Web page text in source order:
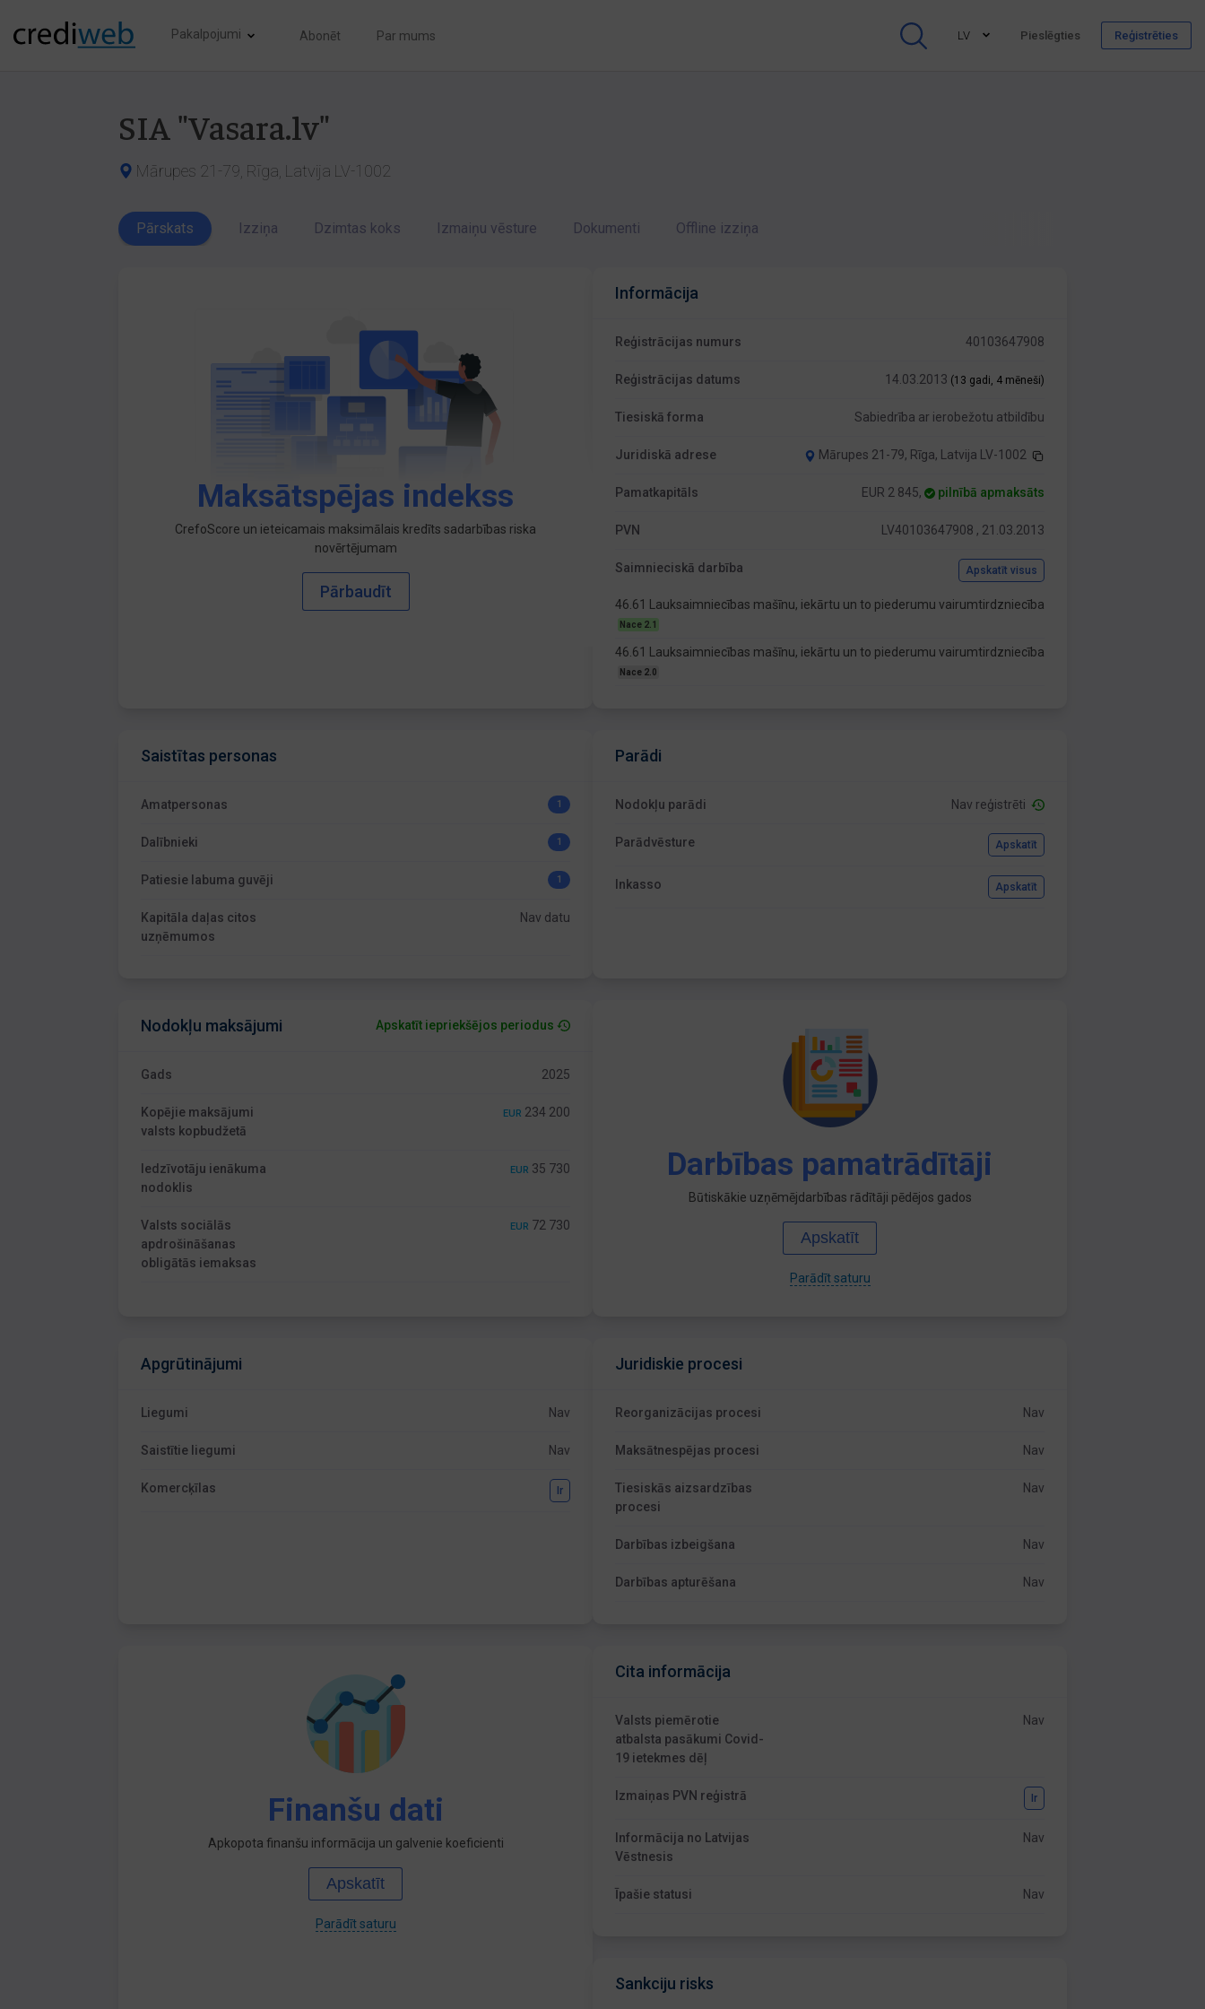
Pakalpojumi Abonēt Par mums LV Pieslēgties Reģistrēties
SIA "Vasara.lv"
Mārupes 21-79, Rīga, Latvija LV-1002
Pārskats Izziņa Dzimtas koks Izmaiņu vēsture Dokumenti Offline izziņa
Maksātspējas indekss
CrefoScore un ieteicamais maksimālais kredīts sadarbības riska
novērtējumam
Pārbaudīt
Informācija
Reģistrācijas numurs 40103647908
Reģistrācijas datums 14.03.2013 (13 gadi, 4 mēneši)
Tiesiskā forma Sabiedrība ar ierobežotu atbildību
Juridiskā adrese Mārupes 21-79, Rīga, Latvija LV-1002
Pamatkapitāls EUR 2 845, pilnībā apmaksāts
PVN LV40103647908 , 21.03.2013
Saimnieciskā darbība Apskatīt visus
46.61 Lauksaimniecības mašīnu, iekārtu un to piederumu vairumtirdzniecība
Nace 2.1
46.61 Lauksaimniecības mašīnu, iekārtu un to piederumu vairumtirdzniecība
Nace 2.0
Saistītas personas
Amatpersonas 1
Dalībnieki 1
Patiesie labuma guvēji 1
Kapitāla daļas citos
uzņēmumos
Nav datu
Parādi
Nodokļu parādi Nav reģistrēti
Parādvēsture Apskatīt
Inkasso Apskatīt
Nodokļu maksājumi Apskatīt iepriekšējos periodus
Gads 2025
Kopējie maksājumi
valsts kopbudžetā
EUR 234 200
Iedzīvotāju ienākuma
nodoklis
EUR 35 730
Valsts sociālās
apdrošināšanas
obligātās iemaksas
EUR 72 730
Darbības pamatrādītāji
Būtiskākie uzņēmējdarbības rādītāji pēdējos gados
Apskatīt
Parādīt saturu
Apgrūtinājumi
Liegumi Nav
Saistītie liegumi Nav
Komercķīlas Ir
Juridiskie procesi
Reorganizācijas procesi Nav
Maksātnespējas procesi Nav
Tiesiskās aizsardzības
procesi
Nav
Darbības izbeigšana Nav
Darbības apturēšana Nav
Finanšu dati
Apkopota finanšu informācija un galvenie koeficienti
Apskatīt
Parādīt saturu
Cita informācija
Valsts piemērotie
atbalsta pasākumi Covid-
19 ietekmes dēļ
Nav
Izmaiņas PVN reģistrā Ir
Informācija no Latvijas
Vēstnesis
Nav
Īpašie statusi Nav
Sankciju risks